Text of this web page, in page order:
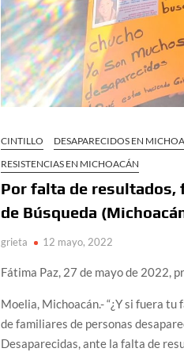
CINTILLO DESAPARECIDOS EN
RESISTENCIAS EN MICHOACÁN
Por falta de resultados,
de Búsqueda
grieta 12 mayo, 2022
Fátima Paz, 27 de mayo de 2022,
Moelia, Michoacán.- “¿Y si fuera
de familiares de personas
Desaparecidas, ante la falta de